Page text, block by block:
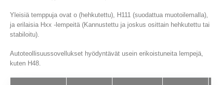
Yleisiä temppuja ovat o (hehkutettu), H111 (suodattua muotoilemalla),
ja erilaisia ​​Hxx -lempeitä (Kannustettu ja joskus osittain hehkutettu tai
stabiloitu).
Autoteollisuussovellukset hyödyntävät usein erikoistuneita lempejä,
kuten H48.